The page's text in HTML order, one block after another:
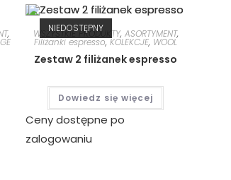
,
NIEDOSTĘPNY
WSZYSTKIE PRODUKTY, ASORTYMENT,
Filiżanki espresso,KOLEKCJE, WOOL
Zestaw 2 filiżanek espresso
Dowiedz się więcej
Ceny dostępne po
zalogowaniu